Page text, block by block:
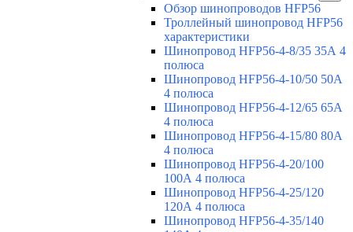
Обзор шинопроводов HFP56
Троллейный шинопровод HFP56
характеристики
Шинопровод HFP56-4-8/35 35А 4
полюса
Шинопровод HFP56-4-10/50 50А
4 полюса
Шинопровод HFP56-4-12/65 65А
4 полюса
Шинопровод HFP56-4-15/80 80А
4 полюса
Шинопровод HFP56-4-20/100
100А 4 полюса
Шинопровод HFP56-4-25/120
120А 4 полюса
Шинопровод HFP56-4-35/140